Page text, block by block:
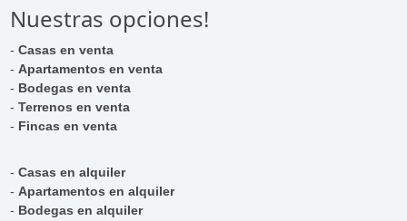
Nuestras opciones!
-Casas en venta
-Apartamentos en venta
- Bodegas en venta
-Terrenos en venta
- Fincas en venta
-Casas en alquiler
-Apartamentos en alquiler
- Bodegas en alquiler